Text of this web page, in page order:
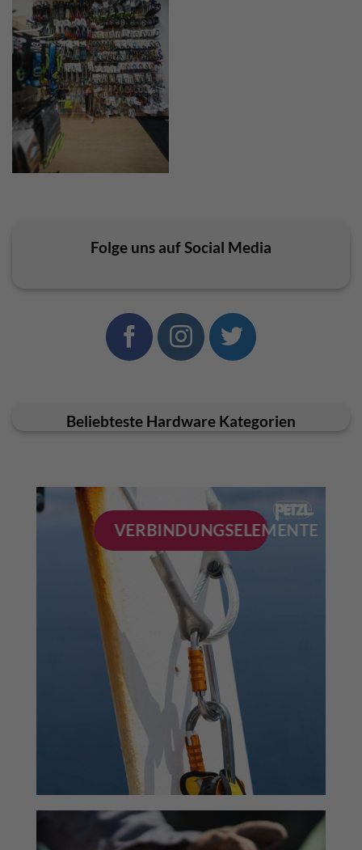
Folge uns auf Social Media
Beliebteste Hardware Kategorien
VERBINDUNGSELEMENTE